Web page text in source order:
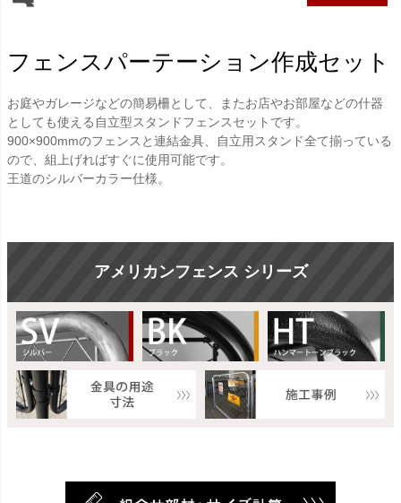
フェンスパーテーション作成セット
お庭やガレージなどの簡易柵として、またお店やお部屋などの什器
としても使える自立型スタンドフェンスセットです。
900×900mmのフェンスと連結金具、自立用スタンド全て揃っている
ので、組上げればすぐに使用可能です。
王道のシルバーカラー仕様。
アメリカンフェンス シリーズ